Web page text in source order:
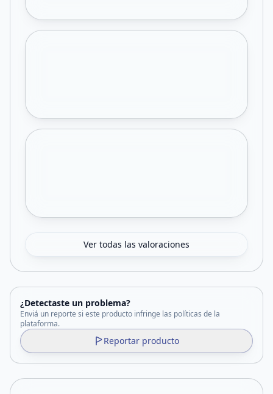
Ver todas las valoraciones
¿Detectaste un problema?
Enviá un reporte si este producto infringe las políticas de la
plataforma.
Reportar producto